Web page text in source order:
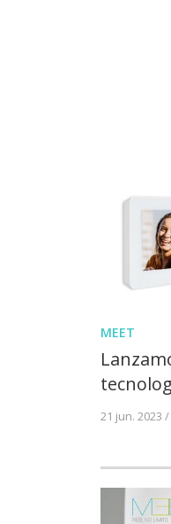
MEET
21 jun. 2023 /